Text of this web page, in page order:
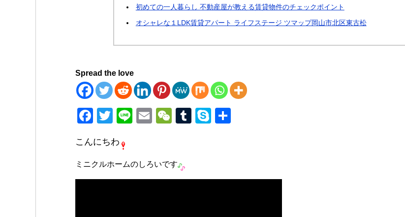
初めての一人暮らし 不動産屋が教える賃貸物件のチェックポイント
オシャレな１LDK賃貸アパート ライフステージ ツマップ岡山市北区東古松
Spread the love
F
c
e
b
T
tt
er
Li
E
W
h
at
T
r
S
こんにちわ
ミニクルホームのしろいです